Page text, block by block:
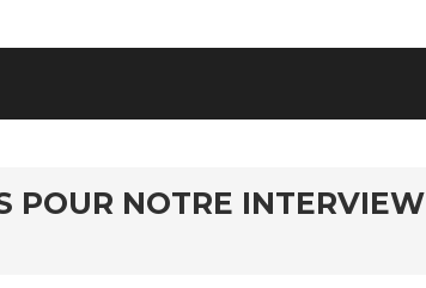
POUR NOTRE INTERVIEW